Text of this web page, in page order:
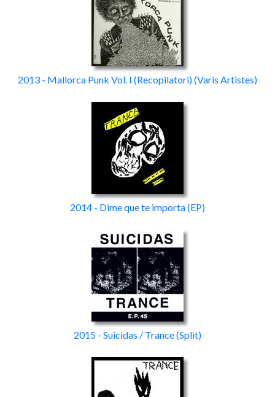
2013 - Mallorca Punk Vol. I (Recopilatori)(Varis Artistes)
2014 - Dime que te importa(EP)
2015 - Suicidas / Trance(Split)